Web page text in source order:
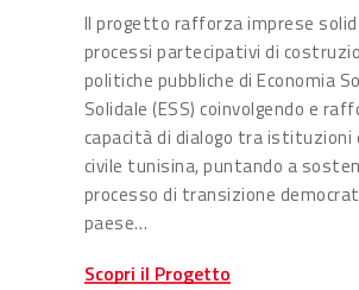
Il progetto rafforza imprese
processi partecipativi di
politiche pubbliche di Economia
Solidale (ESS) coinvolgendo e
capacità di dialogo tra istituzioni
civile tunisina, puntando a
processo di transizione
paese…
Scopri il Progetto